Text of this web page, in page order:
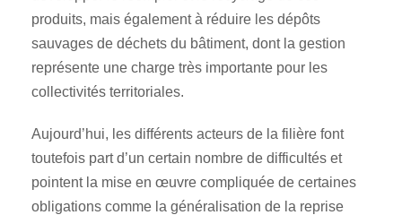
produits, mais également à réduire les dépôts
sauvages de déchets du bâtiment, dont la gestion
représente une charge très importante pour les
collectivités territoriales.
Aujourd’hui, les différents acteurs de la filière font
toutefois part d’un certain nombre de difficultés et
pointent la mise en œuvre compliquée de certaines
obligations comme la généralisation de la reprise